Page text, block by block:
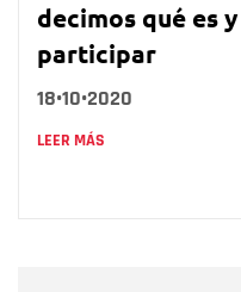
decimos qué es
participar
18•10•2020
LEER MÁS